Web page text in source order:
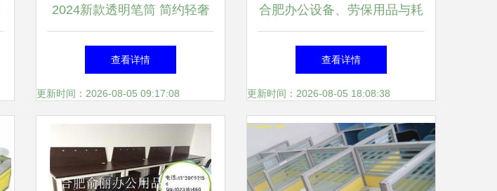
2024新款透明笔筒 简约轻奢
风，打造高颜值高效办公桌
查看详情
更新时间：2026-08-05 09:17:08
合肥办公设备、劳保用品与耗
材一站式采购，厂家直销同城
配送
查看详情
更新时间：2026-08-05 18:08:38